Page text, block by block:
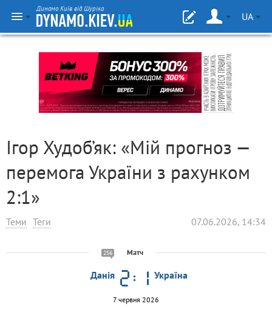
Динамо Київ від Шуріка
UA
Ігор Худоб’як: «Мій прогноз —
перемога України з рахунком
2:1»
Теми Теги 07.06.2026, 14:34
256 Матч
Данія Україна
7 червня 2026